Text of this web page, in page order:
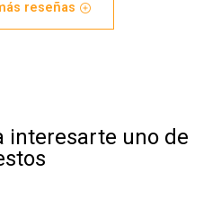
reseñas
interesarte uno de